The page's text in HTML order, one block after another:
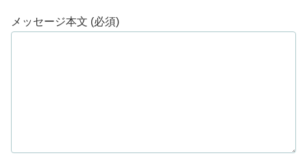
メッセージ本文 (必須)